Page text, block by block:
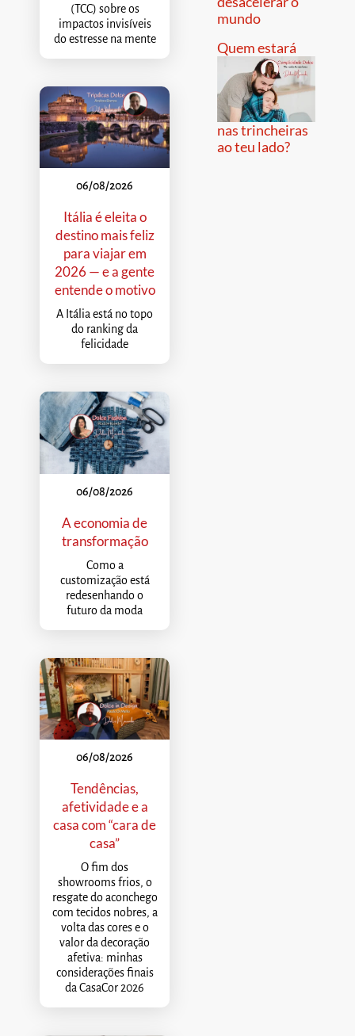
(TCC) sobre os
impactos invisíveis
do estresse na mente
06/08/2026
Itália é eleita o
destino mais feliz
para viajar em
2026 — e a gente
entende o motivo
A Itália está no topo
do ranking da
felicidade
06/08/2026
A economia de
transformação
Como a
customização está
redesenhando o
futuro da moda
06/08/2026
Tendências,
afetividade e a
casa com “cara de
casa”
O fim dos
showrooms frios, o
resgate do aconchego
com tecidos nobres, a
volta das cores e o
valor da decoração
afetiva: minhas
considerações finais
da CasaCor 2026
mundo
Quem estará
nas trincheiras
ao teu lado?